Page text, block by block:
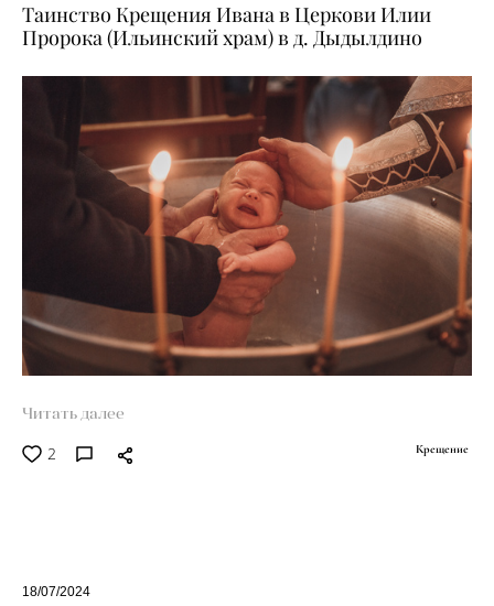
Таинство Крещения Ивана в Церкови Илии
Пророка (Ильинский храм) в д. Дыдылдино
Читать далее
2 Крещение
18/07/2024